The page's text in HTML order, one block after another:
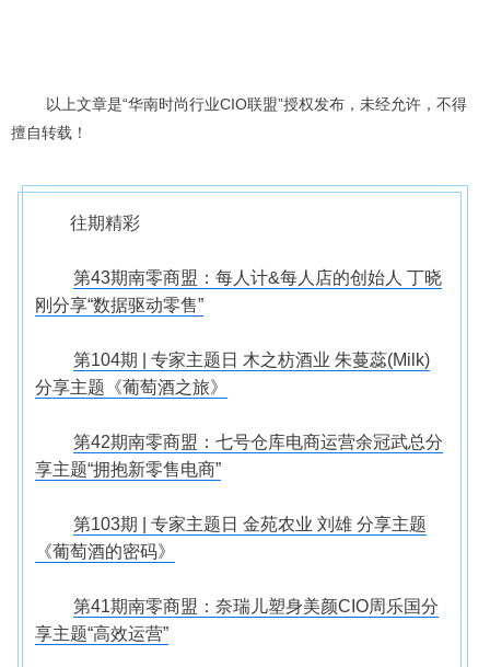
以上文章是“华南时尚行业CIO联盟”授权发布，未经允许，不得
擅自转载！
往期精彩
第43期南零商盟：每人计&每人店的创始人 丁晓
刚分享“数据驱动零售”
第104期 | 专家主题日 木之枋酒业 朱蔓蕊(Milk)
分享主题《葡萄酒之旅》
第42期南零商盟：七号仓库电商运营余冠武总分
享主题“拥抱新零售电商”
第103期 | 专家主题日 金苑农业 刘雄 分享主题
《葡萄酒的密码》
第41期南零商盟：奈瑞儿塑身美颜CIO周乐国分
享主题“高效运营”